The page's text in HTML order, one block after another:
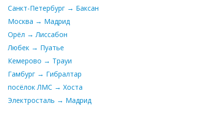
Санкт-Петербург → Баксан
Москва → Мадрид
Орёл → Лиссабон
Любек → Пуатье
Кемерово → Трауи
Гамбург → Гибралтар
посёлок ЛМС → Хоста
Электросталь → Мадрид